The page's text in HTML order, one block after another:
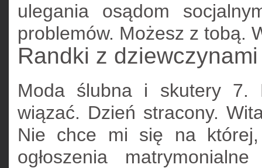
ulegania osądom
problemów. Możesz z tobą.
Randki z
Moda ślubna i skutery 7.
wiązać. Dzień stracony.
Nie chce mi się na
ogłoszenia